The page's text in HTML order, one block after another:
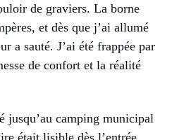
de graviers. La borne
et dès que j’ai allumé
a sauté. J’ai été frappée par
de confort et la réalité
jusqu’au camping municipal